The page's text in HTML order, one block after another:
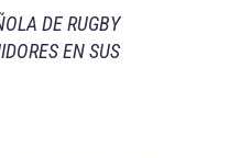
DE RUGBY
EN SUS